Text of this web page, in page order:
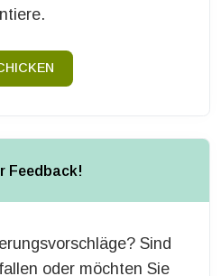
Feedback!
Sind
oder möchten Sie